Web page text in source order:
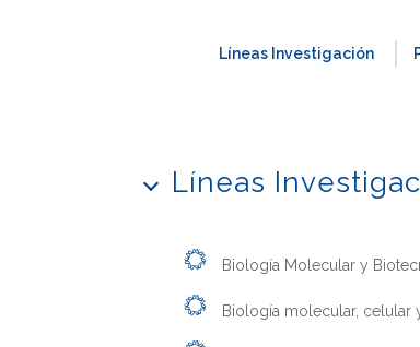
Líneas Investigación
Líneas
Biología Molecular y
Biología molecular, celular